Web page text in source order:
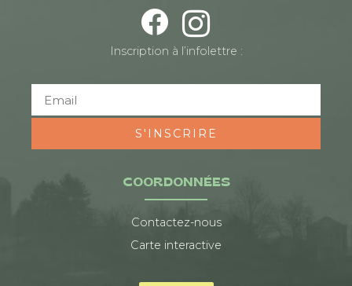
COORDONNÉES
Contactez-nous
Carte interactive
Inscription à l’infolettre :
S'INSCRIRE